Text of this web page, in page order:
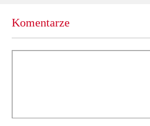
Komentarze